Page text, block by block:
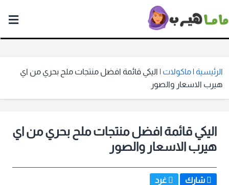
الرئيسية | ماكولات | اليكي قائمة افضل منتجات ملح بحري من اي
هيرب الاسعار والصور
اليكي قائمة افضل منتجات ملح بحري من اي
هيرب الاسعار والصور
شارك غرد